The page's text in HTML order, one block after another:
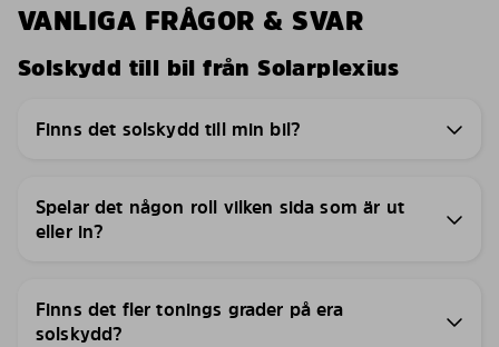
VANLIGA FRÅGOR & SVAR
Solskydd till bil från Solarplexius
Finns det solskydd till min bil?
Spelar det någon roll vilken sida som är ut
eller in?
Finns det fler tonings grader på era
solskydd?